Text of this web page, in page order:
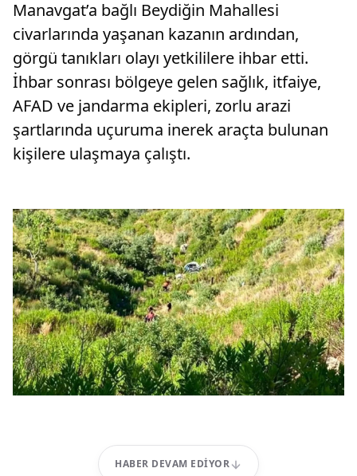
Manavgat’a bağlı Beydiğin Mahallesi
civarlarında yaşanan kazanın ardından,
görgü tanıkları olayı yetkililere ihbar etti.
İhbar sonrası bölgeye gelen sağlık, itfaiye,
AFAD ve jandarma ekipleri, zorlu arazi
şartlarında uçuruma inerek araçta bulunan
kişilere ulaşmaya çalıştı.
HABER DEVAM EDIYOR